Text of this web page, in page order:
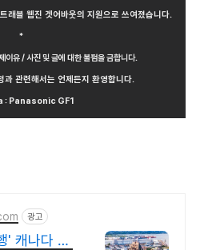
래블 웹진 겟어바웃의 지원으로 쓰여졌습니다.
*
/ 사진 및 글에 대한 불펌을 금합니다.
과 관련해서는 언제든지 환영합니다.
: Panasonic GF1
광고
' 캐나다 최